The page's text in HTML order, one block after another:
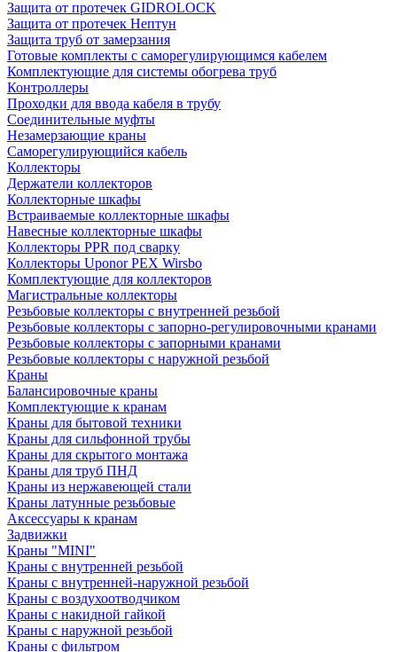
Защита от протечек GIDROLOCK
Защита от протечек Нептун
Защита труб от замерзания
Готовые комплекты с саморегулирующимся кабелем
Комплектующие для системы обогрева труб
Контроллеры
Проходки для ввода кабеля в трубу
Соединительные муфты
Незамерзающие краны
Саморегулирующийся кабель
Коллекторы
Держатели коллекторов
Коллекторные шкафы
Встраиваемые коллекторные шкафы
Навесные коллекторные шкафы
Коллекторы PPR под сварку
Коллекторы Uponor PEX Wirsbo
Комплектующие для коллекторов
Магистральные коллекторы
Резьбовые коллекторы с внутренней резьбой
Резьбовые коллекторы с запорно-регулировочными кранами
Резьбовые коллекторы с запорными кранами
Резьбовые коллекторы с наружной резьбой
Краны
Балансировочные краны
Комплектующие к кранам
Краны для бытовой техники
Краны для сильфонной трубы
Краны для скрытого монтажа
Краны для труб ПНД
Краны из нержавеющей стали
Краны латунные резьбовые
Аксессуары к кранам
Задвижки
Краны "MINI"
Краны с внутренней резьбой
Краны с внутренней-наружной резьбой
Краны с воздухоотводчиком
Краны с накидной гайкой
Краны с наружной резьбой
Краны с фильтром